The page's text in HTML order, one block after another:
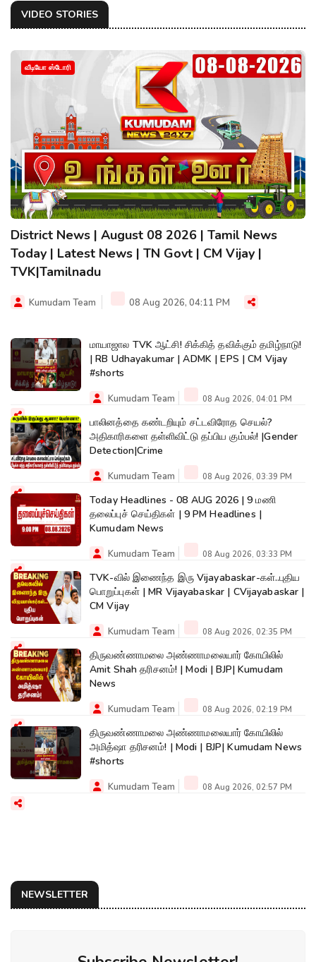
VIDEO STORIES
வீடியோ ஸ்டோரி
District News | August 08 2026 | Tamil News
Today | Latest News | TN Govt | CM Vijay |
TVK|Tamilnadu
Kumudam Team 08 Aug 2026, 04:11 PM
மாயாஜால TVK ஆட்சி! சிக்கித் தவிக்கும் தமிழ்நாடு!
| RB Udhayakumar | ADMK | EPS | CM Vijay
#shorts
Kumudam Team 08 Aug 2026, 04:01 PM
பாலினத்தை கண்டறியும் சட்டவிரோத செயல்?
அதிகாரிகளை தள்ளிவிட்டு தப்பிய கும்பல்! |Gender
Detection|Crime
Kumudam Team 08 Aug 2026, 03:39 PM
Today Headlines - 08 AUG 2026 | 9 மணி
தலைப்புச் செய்திகள் | 9 PM Headlines |
Kumudam News
Kumudam Team 08 Aug 2026, 03:33 PM
TVK-வில் இணைந்த இரு Vijayabaskar-கள்..புதிய
பொறுப்புகள் | MR Vijayabaskar | CVijayabaskar |
CM Vijay
Kumudam Team 08 Aug 2026, 02:35 PM
திருவண்ணாமலை அண்ணாமலையார் கோயிலில்
Amit Shah தரிசனம்! | Modi | BJP| Kumudam
News
Kumudam Team 08 Aug 2026, 02:19 PM
திருவண்ணாமலை அண்ணாமலையார் கோயிலில்
அமித்ஷா தரிசனம்! | Modi | BJP| Kumudam News
#shorts
Kumudam Team 08 Aug 2026, 02:57 PM
NEWSLETTER